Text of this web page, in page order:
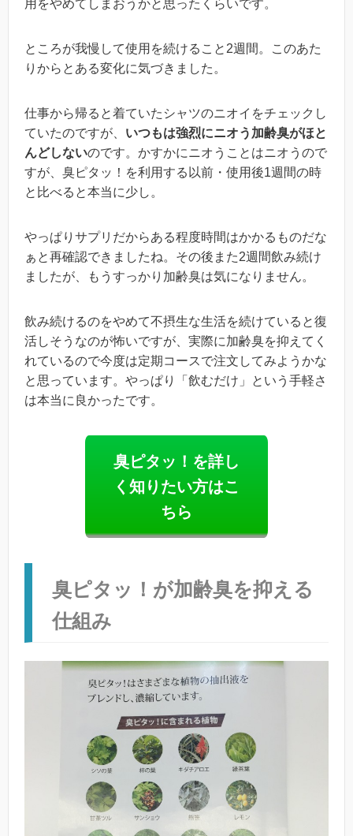
用をやめてしまおうかと思ったくらいです。
ところが我慢して使用を続けること2週間。このあた
りからとある変化に気づきました。
仕事から帰ると着ていたシャツのニオイをチェックし
ていたのですが、 いつもは強烈にニオう加齢臭がほと
んどしないのです。かすかにニオうことはニオうので
すが、臭ピタッ！を利用する以前・使用後1週間の時
と比べると本当に少し。
やっぱりサプリだからある程度時間はかかるものだな
ぁと再確認できましたね。その後また2週間飲み続け
ましたが、もうすっかり加齢臭は気になりません。
飲み続けるのをやめて不摂生な生活を続けていると復
活しそうなのが怖いですが、実際に加齢臭を抑えてく
れているので今度は定期コースで注文してみようかな
と思っています。やっぱり「飲むだけ」という手軽さ
は本当に良かったです。
臭ピタッ！を詳し
く知りたい方はこ
ちら
臭ピタッ！が加齢臭を抑える
仕組み